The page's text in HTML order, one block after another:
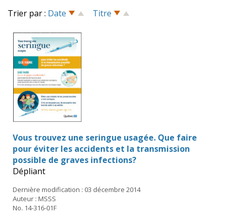
Trier par : Date Titre
Vous trouvez une seringue usagée. Que faire
pour éviter les accidents et la transmission
possible de graves infections?
Dépliant
Dernière modification : 03 décembre 2014
Auteur : MSSS
No. 14-316-01F